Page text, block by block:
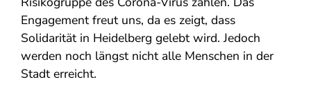
Engagement freut uns, da es zeigt, dass
Solidarität in Heidelberg gelebt wird. Jedoch
werden noch längst nicht alle Menschen in der
Stadt erreicht.